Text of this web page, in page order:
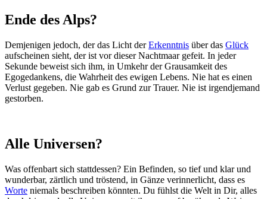
Ende des Alps?
Demjenigen jedoch, der das Licht derErkenntnis über das Glück
aufscheinen sieht, der ist vor dieser Nachtmaar gefeit. In jeder
Sekunde beweist sich ihm, in Umkehr der Grausamkeit des
Egogedankens, die Wahrheit des ewigen Lebens. Nie hat es einen
Verlust gegeben. Nie gab es Grund zur Trauer. Nie ist irgendjemand
gestorben.
Alle Universen?
Was offenbart sich stattdessen? Ein Befinden, so tief und klar und
wunderbar, zärtlich und tröstend, in Gänze verinnerlicht, dass es
Worte niemals beschreiben könnten. Du fühlst die Welt in Dir, alles